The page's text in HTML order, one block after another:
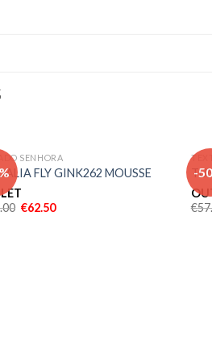
Adicionar
aos meus
SENHORA
FLY GINK262 MOUSSE
€62.50
-
€